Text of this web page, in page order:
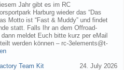
Jahr gibt es im RC
Harburg wieder das “Das
Motto ist “Fast & Muddy” und findet
statt. Falls Ihr an dem Offroad-
meldet Euch bitte kurz per eMail
werden können – rc-3elements@t-
Team Kit 24. July 2026